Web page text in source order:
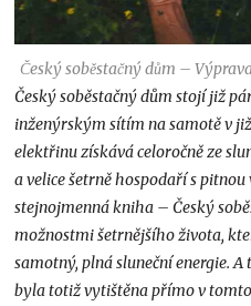
Český soběstačný dům –
Český soběstačný dům stojí již
inženýrským sítím na samotě v
elektřinu získává celoročně ze
a velice šetrně hospodaří s
stejnojmenná kniha – Český
možnostmi šetrnějšího života,
samotný, plná sluneční energie.
byla totiž vytištěna přímo v